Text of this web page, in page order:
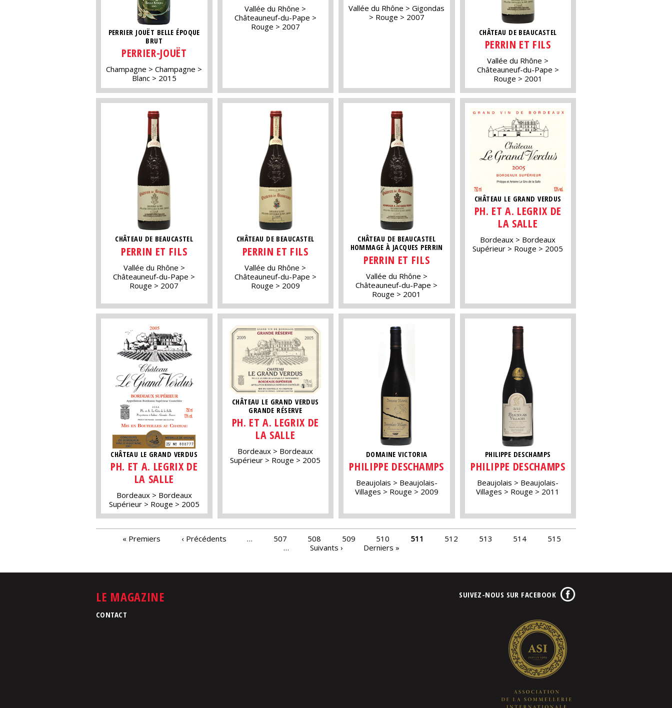
PERRIER JOUËT BELLE ÉPOQUE
BRUT
PERRIER-JOUËT
Champagne
Champagne
Blanc
2015
Vallée du Rhône
Châteauneuf-du-Pape
Rouge
2007
Vallée du Rhône
Gigondas
Rouge
2007
CHÂTEAU DE BEAUCASTEL
PERRIN ET FILS
Vallée du Rhône
Châteauneuf-du-Pape
Rouge
2001
CHÂTEAU DE BEAUCASTEL
PERRIN ET FILS
Vallée du Rhône
Châteauneuf-du-Pape
Rouge
2007
CHÂTEAU DE BEAUCASTEL
PERRIN ET FILS
Vallée du Rhône
Châteauneuf-du-Pape
Rouge
2009
CHÂTEAU DE BEAUCASTEL
HOMMAGE À JACQUES PERRIN
PERRIN ET FILS
Vallée du Rhône
Châteauneuf-du-Pape
Rouge
2001
CHÂTEAU LE GRAND VERDUS
PH. ET A. LEGRIX DE
LA SALLE
Bordeaux
Bordeaux
Supérieur
Rouge 2005
CHÂTEAU LE GRAND VERDUS
PH. ET A. LEGRIX DE
LA SALLE
Bordeaux
Bordeaux
Supérieur
Rouge 2005
CHÂTEAU LE GRAND VERDUS
GRANDE RÉSERVE
PH. ET A. LEGRIX DE
LA SALLE
Bordeaux
Bordeaux
Supérieur
Rouge 2005
DOMAINE VICTORIA
PHILIPPE DESCHAMPS
Beaujolais
Beaujolais-
Villages
Rouge 2009
PHILIPPE DESCHAMPS
PHILIPPE DESCHAMPS
Beaujolais
Beaujolais-
Villages
Rouge 2011
PAGES« Premiers ‹ Précédents … 507 508 509 510 511 512 513 514
515
…
Suivants › Derniers »
LE MAGAZINE
CONTACT
SUIVEZ-NOUS SUR FACEBOOK